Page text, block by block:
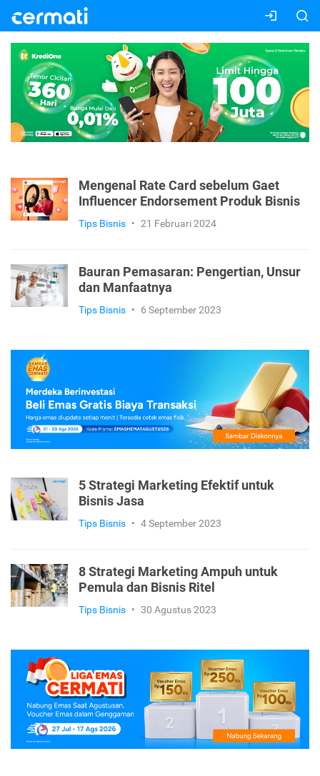
Mengenal Rate Card sebelum Gaet
Influencer Endorsement Produk Bisnis
Tips Bisnis • 21 Februari 2024
Bauran Pemasaran: Pengertian, Unsur
dan Manfaatnya
Tips Bisnis • 6 September 2023
5 Strategi Marketing Efektif untuk
Bisnis Jasa
Tips Bisnis • 4 September 2023
8 Strategi Marketing Ampuh untuk
Pemula dan Bisnis Ritel
Tips Bisnis • 30 Agustus 2023